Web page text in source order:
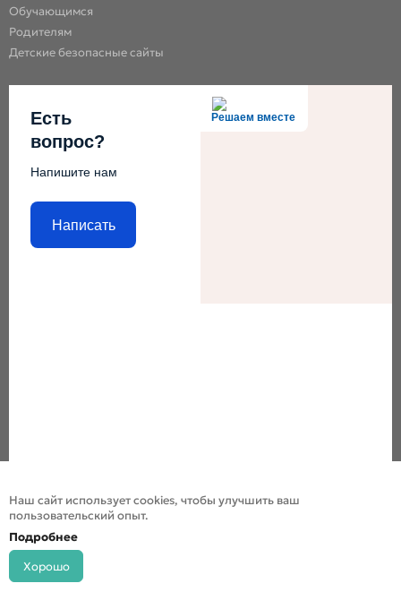
Обучающимся
Родителям
Детские безопасные сайты
Решаем вместе
Есть
вопрос?
Напишите нам
Написать
Наш сайт использует cookies, чтобы улучшить ваш
пользовательский опыт.
Подробнее
Хорошо